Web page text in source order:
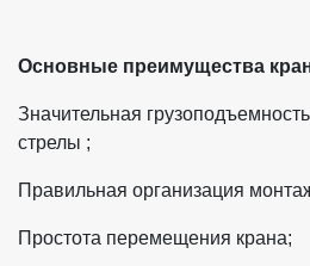
Основные преимущества
Значительная
стрелы ;
Правильная организация
Простота перемещения крана;